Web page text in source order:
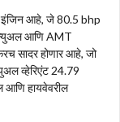
इंजिन आहे, जे 80.5 bhp
आणि AMT
सादर होणार आहे, जो
व्हेरिएंट 24.79
हायवेवरील